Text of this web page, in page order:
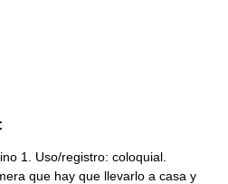
1. Uso/registro: coloquial.
que hay que llevarlo a casa y